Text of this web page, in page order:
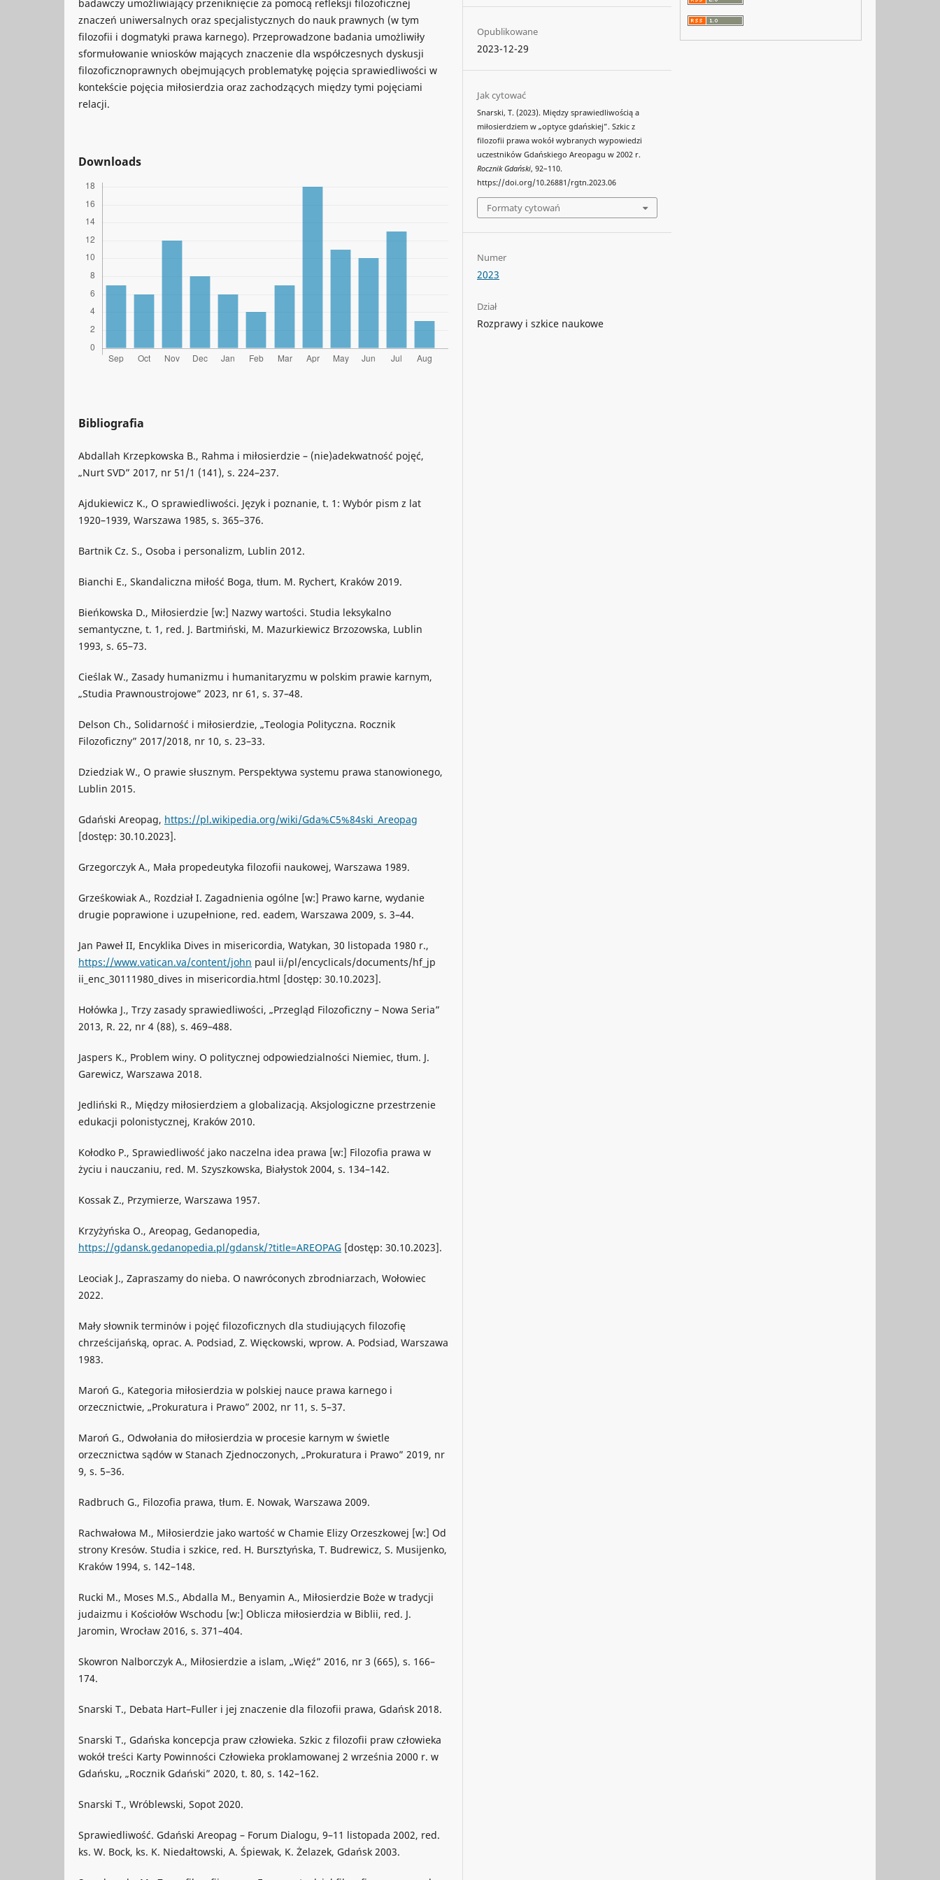
badawczy umożliwiający przeniknięcie za pomocą refleksji filozoficznej
znaczeń uniwersalnych oraz specjalistycznych do nauk prawnych (w tym
filozofii i dogmatyki prawa karnego). Przeprowadzone badania umożliwiły
sformułowanie wniosków mających znaczenie dla współczesnych dyskusji
filozoficznoprawnych obejmujących problematykę pojęcia sprawiedliwości w
kontekście pojęcia miłosierdzia oraz zachodzących między tymi pojęciami
relacji.
Downloads
Bibliografia
Abdallah Krzepkowska B., Rahma i miłosierdzie – (nie)adekwatność pojęć,
„Nurt SVD” 2017, nr 51/1 (141), s. 224–237.
Ajdukiewicz K., O sprawiedliwości. Język i poznanie, t. 1: Wybór pism z lat
1920–1939, Warszawa 1985, s. 365–376.
Bartnik Cz. S., Osoba i personalizm, Lublin 2012.
Bianchi E., Skandaliczna miłość Boga, tłum. M. Rychert, Kraków 2019.
Bieńkowska D., Miłosierdzie [w:] Nazwy wartości. Studia leksykalno
semantyczne, t. 1, red. J. Bartmiński, M. Mazurkiewicz Brzozowska, Lublin
1993, s. 65–73.
Cieślak W., Zasady humanizmu i humanitaryzmu w polskim prawie karnym,
„Studia Prawnoustrojowe” 2023, nr 61, s. 37–48.
Delson Ch., Solidarność i miłosierdzie, „Teologia Polityczna. Rocznik
Filozoficzny” 2017/2018, nr 10, s. 23–33.
Dziedziak W., O prawie słusznym. Perspektywa systemu prawa stanowionego,
Lublin 2015.
Gdański Areopag, https://pl.wikipedia.org/wiki/Gda%C5%84ski_Areopag
[dostęp: 30.10.2023].
Grzegorczyk A., Mała propedeutyka filozofii naukowej, Warszawa 1989.
Grześkowiak A., Rozdział I. Zagadnienia ogólne [w:] Prawo karne, wydanie
drugie poprawione i uzupełnione, red. eadem, Warszawa 2009, s. 3–44.
Jan Paweł II, Encyklika Dives in misericordia, Watykan, 30 listopada 1980 r.,
https://www.vatican.va/content/john paul ii/pl/encyclicals/documents/hf_jp
ii_enc_30111980_dives in misericordia.html [dostęp: 30.10.2023].
Hołówka J., Trzy zasady sprawiedliwości, „Przegląd Filozoficzny – Nowa Seria”
2013, R. 22, nr 4 (88), s. 469–488.
Jaspers K., Problem winy. O politycznej odpowiedzialności Niemiec, tłum. J.
Garewicz, Warszawa 2018.
Jedliński R., Między miłosierdziem a globalizacją. Aksjologiczne przestrzenie
edukacji polonistycznej, Kraków 2010.
Kołodko P., Sprawiedliwość jako naczelna idea prawa [w:] Filozofia prawa w
życiu i nauczaniu, red. M. Szyszkowska, Białystok 2004, s. 134–142.
Kossak Z., Przymierze, Warszawa 1957.
Krzyżyńska O., Areopag, Gedanopedia,
https://gdansk.gedanopedia.pl/gdansk/?title=AREOPAG [dostęp: 30.10.2023].
Leociak J., Zapraszamy do nieba. O nawróconych zbrodniarzach, Wołowiec
2022.
Mały słownik terminów i pojęć filozoficznych dla studiujących filozofię
chrześcijańską, oprac. A. Podsiad, Z. Więckowski, wprow. A. Podsiad, Warszawa
1983.
Maroń G., Kategoria miłosierdzia w polskiej nauce prawa karnego i
orzecznictwie, „Prokuratura i Prawo” 2002, nr 11, s. 5–37.
Maroń G., Odwołania do miłosierdzia w procesie karnym w świetle
orzecznictwa sądów w Stanach Zjednoczonych, „Prokuratura i Prawo” 2019, nr
9, s. 5–36.
Radbruch G., Filozofia prawa, tłum. E. Nowak, Warszawa 2009.
Rachwałowa M., Miłosierdzie jako wartość w Chamie Elizy Orzeszkowej [w:] Od
strony Kresów. Studia i szkice, red. H. Bursztyńska, T. Budrewicz, S. Musijenko,
Kraków 1994, s. 142–148.
Rucki M., Moses M.S., Abdalla M., Benyamin A., Miłosierdzie Boże w tradycji
judaizmu i Kościołów Wschodu [w:] Oblicza miłosierdzia w Biblii, red. J.
Jaromin, Wrocław 2016, s. 371–404.
Skowron Nalborczyk A., Miłosierdzie a islam, „Więź” 2016, nr 3 (665), s. 166–
174.
Snarski T., Debata Hart–Fuller i jej znaczenie dla filozofii prawa, Gdańsk 2018.
Snarski T., Gdańska koncepcja praw człowieka. Szkic z filozofii praw człowieka
wokół treści Karty Powinności Człowieka proklamowanej 2 września 2000 r. w
Gdańsku, „Rocznik Gdański” 2020, t. 80, s. 142–162.
Snarski T., Wróblewski, Sopot 2020.
Sprawiedliwość. Gdański Areopag – Forum Dialogu, 9–11 listopada 2002, red.
ks. W. Bock, ks. K. Niedałtowski, A. Śpiewak, K. Żelazek, Gdańsk 2003.
Opublikowane
2023-12-29
Jak cytować
Snarski, T. (2023). Między sprawiedliwością a
miłosierdziem w „optyce gdańskiej”. Szkic z
filozofii prawa wokół wybranych wypowiedzi
uczestników Gdańskiego Areopagu w 2002 r.
Rocznik Gdański, 92–110.
https://doi.org/10.26881/rgtn.2023.06
Formaty cytowań
Numer
2023
Dział
Rozprawy i szkice naukowe